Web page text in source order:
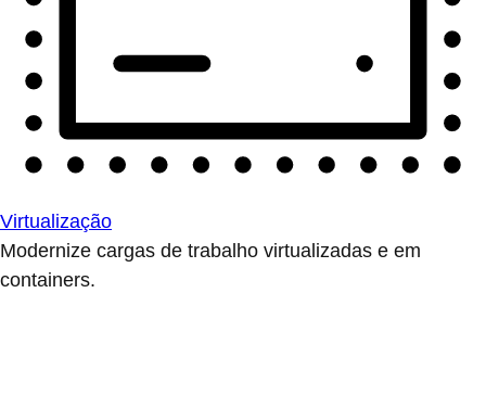
Virtualização
Modernize cargas de trabalho virtualizadas e em
containers.